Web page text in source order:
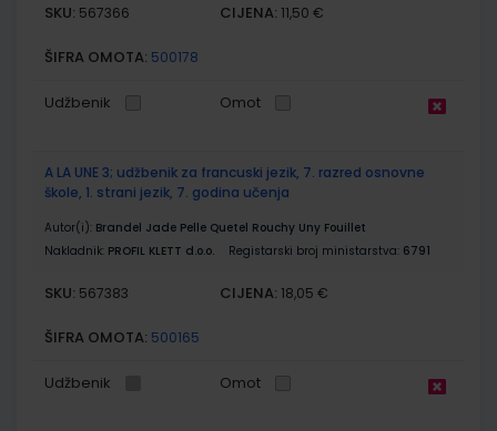
SKU: 567366 CIJENA: 11,50 €
ŠIFRA OMOTA: 500178
Udžbenik Omot
A LA UNE 3; udžbenik za francuski jezik, 7. razred osnovne
škole, 1. strani jezik, 7. godina učenja
Autor(i): Brandel Jade Pelle Quetel Rouchy Uny Fouillet
Nakladnik: PROFIL KLETT d.o.o. Registarski broj ministarstva: 6791
SKU: 567383 CIJENA: 18,05 €
ŠIFRA OMOTA: 500165
Udžbenik Omot